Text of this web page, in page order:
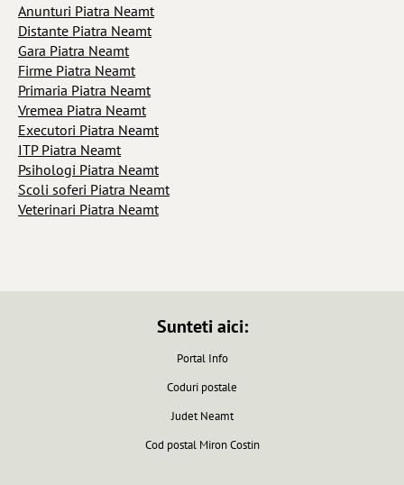
Anunturi Piatra Neamt
Distante Piatra Neamt
Gara Piatra Neamt
Firme Piatra Neamt
Primaria Piatra Neamt
Vremea Piatra Neamt
Executori Piatra Neamt
ITP Piatra Neamt
Psihologi Piatra Neamt
Scoli soferi Piatra Neamt
Veterinari Piatra Neamt
Sunteti aici:
Portal Info
Coduri postale
Judet Neamt
Cod postal Miron Costin